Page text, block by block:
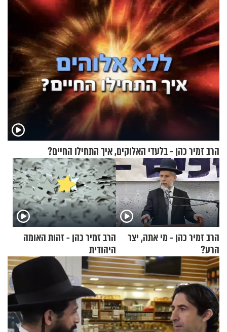
הרב זמיר כהן - בלעדי האלוקים, איך התחילו החיים?
הרב זמיר כהן - מי אתה, יצר
הרע?
הרב זמיר כהן - זהות האומה
היהודית